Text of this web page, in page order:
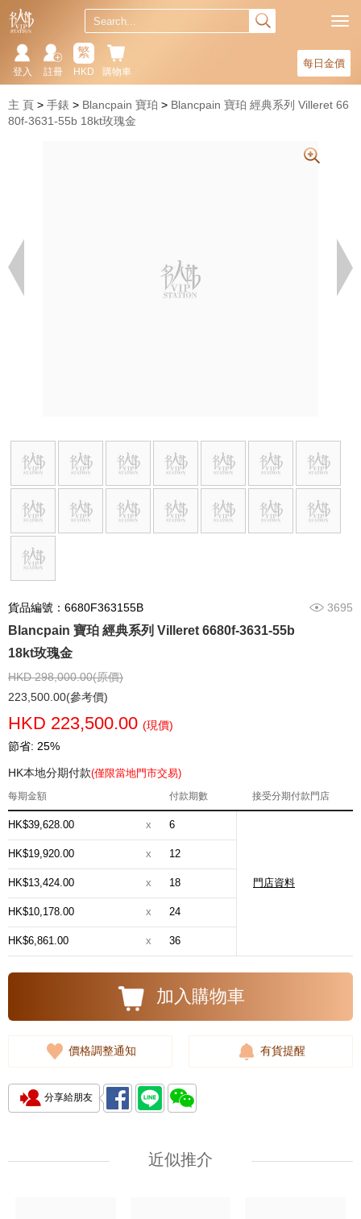
每日金價
購物車
繁
HKD
註冊
登入
主 頁 手錶 Blancpain 寶珀
Blancpain 寶珀 經典系列 Villeret 66
80f-3631-55b 18kt玫瑰金
貨品編號：6680F363155B 3695
Blancpain 寶珀 經典系列 Villeret 6680f-3631-55b
18kt玫瑰金
HKD 298,000.00(原價)
223,500.00(參考價)
HKD 223,500.00 (現價)
節省: 25%
HK本地分期付款(僅限當地門市交易)
每期金額 付款期數 接受分期付款門店
HK$39,628.00 x 6
門店資料
HK$19,920.00 x 12
HK$13,424.00 x 18
HK$10,178.00 x 24
HK$6,861.00 x 36
加入購物車
價格調整通知 有貨提醒
分享給朋友
近似推介